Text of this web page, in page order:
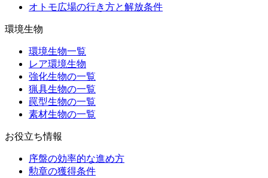
オトモ広場の行き方と解放条件
環境生物
環境生物一覧
レア環境生物
強化生物の一覧
猟具生物の一覧
罠型生物の一覧
素材生物の一覧
お役立ち情報
序盤の効率的な進め方
勲章の獲得条件